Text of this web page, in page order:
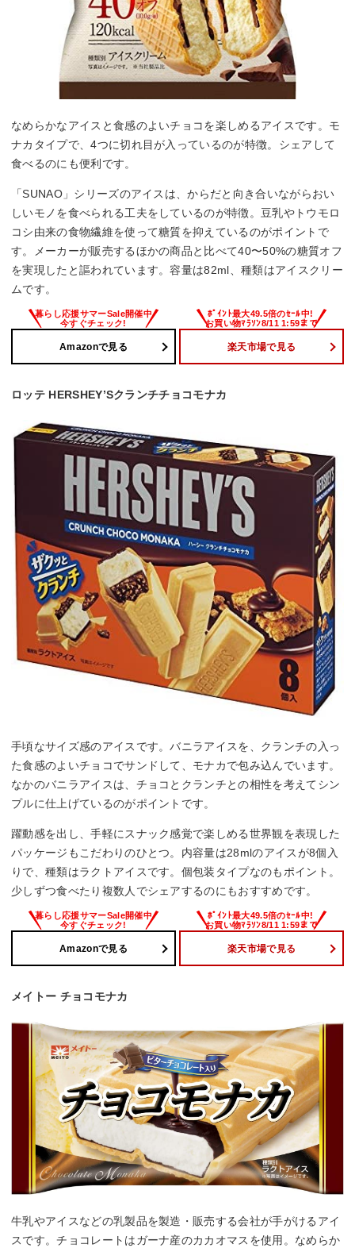
なめらかなアイスと食感のよいチョコを楽しめるアイスです。モ
ナカタイプで、4つに切れ目が入っているのが特徴。シェアして
食べるのにも便利です。
「SUNAO」シリーズのアイスは、からだと向き合いながらおい
しいモノを食べられる工夫をしているのが特徴。豆乳やトウモロ
コシ由来の食物繊維を使って糖質を抑えているのがポイントで
す。メーカーが販売するほかの商品と比べて40〜50%の糖質オフ
を実現したと謳われています。容量は82ml、種類はアイスクリー
ムです。
Amazonで見る 楽天市場で見る
ロッテ HERSHEY’Sクランチチョコモナカ
手頃なサイズ感のアイスです。バニラアイスを、クランチの入っ
た食感のよいチョコでサンドして、モナカで包み込んでいます。
なかのバニラアイスは、チョコとクランチとの相性を考えてシン
プルに仕上げているのがポイントです。
躍動感を出し、手軽にスナック感覚で楽しめる世界観を表現した
パッケージもこだわりのひとつ。内容量は28mlのアイスが8個入
りで、種類はラクトアイスです。個包装タイプなのもポイント。
少しずつ食べたり複数人でシェアするのにもおすすめです。
Amazonで見る 楽天市場で見る
メイトー チョコモナカ
牛乳やアイスなどの乳製品を製造・販売する会社が手がけるアイ
スです。チョコレートはガーナ産のカカオマスを使用。なめらか